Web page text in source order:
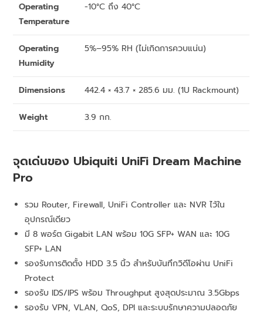
Operating
Temperature
-10°C ถึง 40°C
Operating
Humidity
5%–95% RH (ไม่เกิดการควบแน่น)
Dimensions 442.4 × 43.7 × 285.6 มม. (1U Rackmount)
Weight 3.9 กก.
จุดเด่นของ Ubiquiti UniFi Dream Machine
Pro
รวม Router, Firewall, UniFi Controller และ NVR ไว้ใน
อุปกรณ์เดียว
มี 8 พอร์ต Gigabit LAN พร้อม 10G SFP+ WAN และ 10G
SFP+ LAN
รองรับการติดตั้ง HDD 3.5 นิ้ว สำหรับบันทึกวิดีโอผ่าน UniFi
Protect
รองรับ IDS/IPS พร้อม Throughput สูงสุดประมาณ 3.5Gbps
รองรับ VPN, VLAN, QoS, DPI และระบบรักษาความปลอดภัย